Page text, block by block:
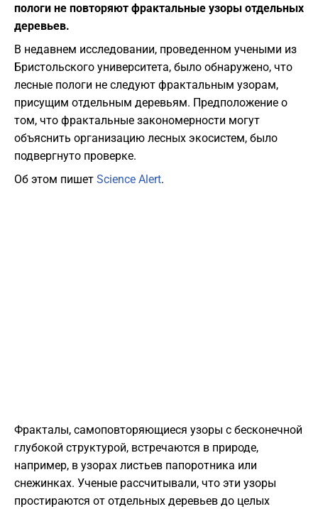
пологи не повторяют фрактальные узоры отдельных
деревьев.
В недавнем исследовании, проведенном учеными из
Бристольского университета, было обнаружено, что
лесные пологи не следуют фрактальным узорам,
присущим отдельным деревьям. Предположение о
том, что фрактальные закономерности могут
объяснить организацию лесных экосистем, было
подвергнуто проверке.
Об этом пишет Science Alert.
Фракталы, самоповторяющиеся узоры с бесконечной
глубокой структурой, встречаются в природе,
например, в узорах листьев папоротника или
снежинках. Ученые рассчитывали, что эти узоры
простираются от отдельных деревьев до целых